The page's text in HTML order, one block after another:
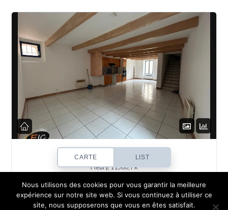
CARTE LIST
Fleury D’aude
Fleury, 11560, FR
290 000€
Nous utilisons des cookies pour vous garantir la meilleure
expérience sur notre site web. Si vous continuez à utiliser ce
site, nous supposerons que vous en êtes satisfait.